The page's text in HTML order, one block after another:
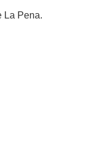
La Pena.